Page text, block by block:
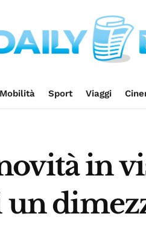
Mobilità Sport Viaggi
in